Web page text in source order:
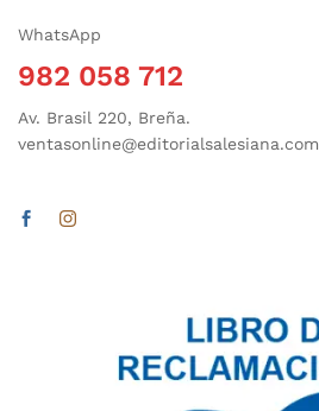
WhatsApp
982 058 712
Av. Brasil 220, Breña.
ventasonline@editorialsalesiana.com